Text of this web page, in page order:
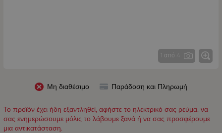
1 από 4
Μη διαθέσιμο Παράδοση και Πληρωμή
Το προϊόν έχει ήδη εξαντληθεί, αφήστε το ηλεκτρικό σας ρεύμα. να
σας ενημερώσουμε μόλις το λάβουμε ξανά ή να σας προσφέρουμε
μια αντικατάσταση.